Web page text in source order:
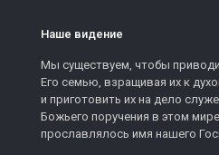
Наше видение
Мы существуем, чтобы
Его семью, взращивая их к
и приготовить их на дело
Божьего поручения в этом
прославлялось имя нашего